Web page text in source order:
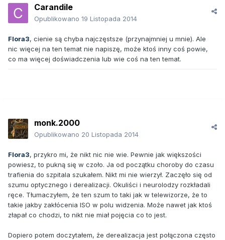
Carandile
Opublikowano 19 Listopada 2014
Flora3, cienie są chyba najczęstsze (przynajmniej u mnie). Ale
nic więcej na ten temat nie napiszę, może ktoś inny coś powie,
co ma więcej doświadczenia lub wie coś na ten temat.
monk.2000
Opublikowano 20 Listopada 2014
Flora3, przykro mi, że nikt nic nie wie. Pewnie jak większości
powiesz, to pukną się w czoło. Ja od początku choroby do czasu
trafienia do szpitala szukałem. Nikt mi nie wierzył. Zaczęło się od
szumu optycznego i derealizacji. Okuliści i neurolodzy rozkładali
ręce. Tłumaczyłem, że ten szum to taki jak w telewizorze, że to
takie jakby zakłócenia ISO w polu widzenia. Może nawet jak ktoś
złapał co chodzi, to nikt nie miał pojęcia co to jest.
Dopiero potem doczytałem, że derealizacja jest połączona często